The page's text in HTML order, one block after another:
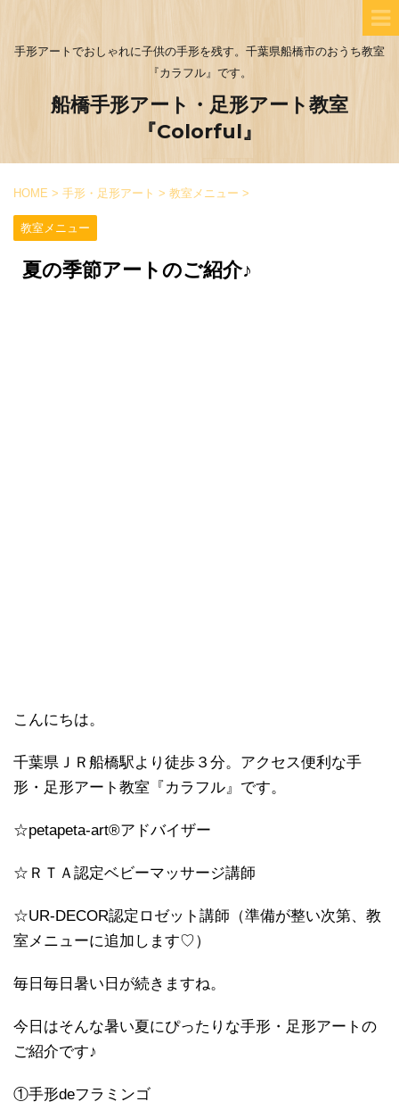
手形アートでおしゃれに子供の手形を残す。千葉県船橋市のおうち教室
『カラフル』です。
船橋手形アート・足形アート教室
『Colorful』
HOME > 手形・足形アート > 教室メニュー >
教室メニュー
夏の季節アートのご紹介♪
こんにちは。
千葉県ＪＲ船橋駅より徒歩３分。アクセス便利な手
形・足形アート教室『カラフル』です。
☆petapeta-art®アドバイザー
☆ＲＴＡ認定ベビーマッサージ講師
☆UR-DECOR認定ロゼット講師（準備が整い次第、教
室メニューに追加します♡）
毎日毎日暑い日が続きますね。
今日はそんな暑い夏にぴったりな手形・足形アートの
ご紹介です♪
①手形deフラミンゴ